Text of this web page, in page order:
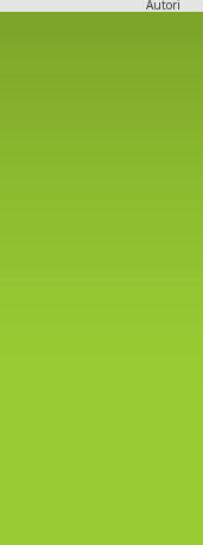
Autori